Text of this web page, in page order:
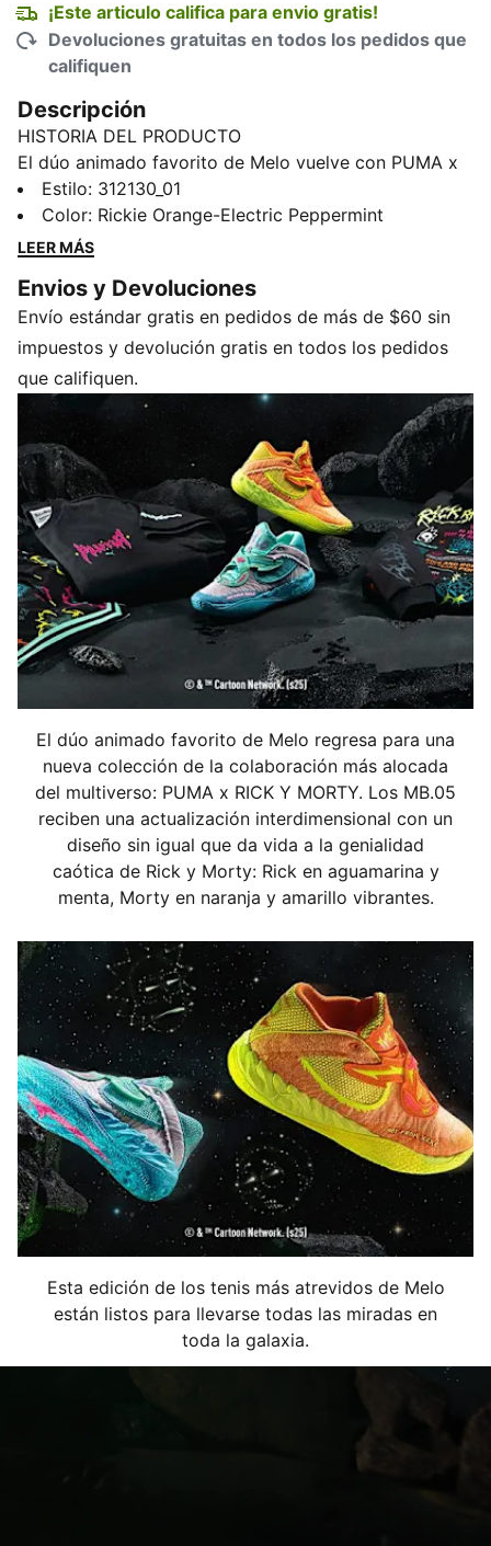
¡Este articulo califica para envio gratis!
Devoluciones gratuitas en todos los pedidos que
califiquen
Descripción
HISTORIA DEL PRODUCTO
El dúo animado favorito de Melo vuelve con PUMA x
RICK Y MORTY, una de las colaboraciones más
excéntricas del multiverso. En este nuevo lanzamiento,
las MB.05 reciben una actualización interdimensional,
pie en tonalidades aguamarina con detalles rosados,
en alusión a Rick, y otro pie en tonos naranja y
amarillo fluo, en alusión a Morty. Esta versión de los
tenis más audaces de LaMelo Ball llamará la atención
en toda la galaxia.
CARACTERÍSTICAS Y BENEFICIOS
NITROFOAM™ ELITE: Innovadora tecnología de
gomaespuma con infusión de nitrógeno, que
proporciona máximo retorno de energía, velocidad y
comodidad en carreras de competición
DETALLES
Calce regular
Empeine redondeado
Con cordones
Talón plano
Detalles PUMA x RICK AND MORTY
Estilo: 312130_01
Color: Rickie Orange-Electric Peppermint
LEER MÁS
Envios y Devoluciones
Envío estándar gratis en pedidos de más de $60 sin
impuestos y devolución gratis en todos los pedidos
que califiquen.
El dúo animado favorito de Melo regresa para una
nueva colección de la colaboración más alocada
del multiverso: PUMA x RICK Y MORTY. Los MB.05
reciben una actualización interdimensional con un
diseño sin igual que da vida a la genialidad
caótica de Rick y Morty: Rick en aguamarina y
menta, Morty en naranja y amarillo vibrantes.
Esta edición de los tenis más atrevidos de Melo
están listos para llevarse todas las miradas en
toda la galaxia.